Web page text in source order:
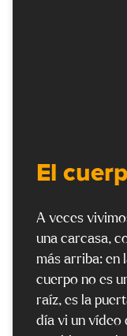
El
A veces
una carcasa,
más arriba: en
cuerpo no es
raíz, es la
día vi un vídeo